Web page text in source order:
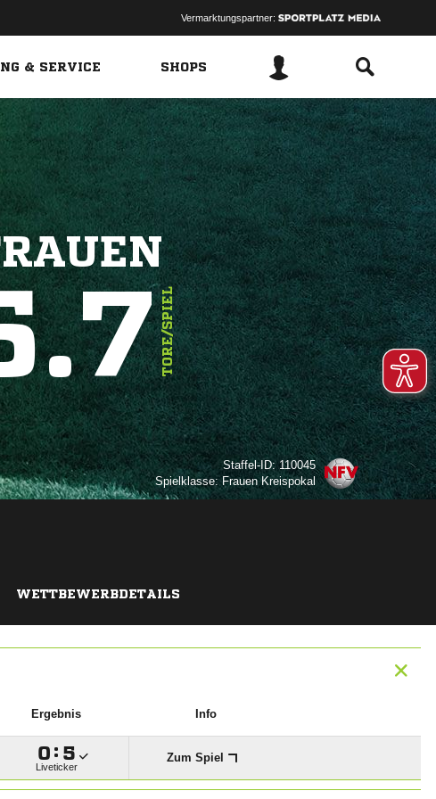
Vermarktungspartner:
& SERVICE SHOPS
TORE/SPIEL
Staffel-ID: 110045
Spielklasse: Frauen Kreispokal
WETTBEWERBDETAILS
Ergebnis Info
 : 
Liveticker
Zum Spiel